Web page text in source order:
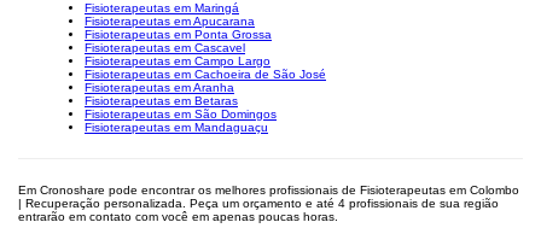
Fisioterapeutas em Maringá
Fisioterapeutas em Apucarana
Fisioterapeutas em Ponta Grossa
Fisioterapeutas em Cascavel
Fisioterapeutas em Campo Largo
Fisioterapeutas em Cachoeira de São José
Fisioterapeutas em Aranha
Fisioterapeutas em Betaras
Fisioterapeutas em São Domingos
Fisioterapeutas em Mandaguaçu
Em Cronoshare pode encontrar os melhores profissionais de Fisioterapeutas em Colombo
| Recuperação personalizada. Peça um orçamento e até 4 profissionais de sua região
entrarão em contato com você em apenas poucas horas.